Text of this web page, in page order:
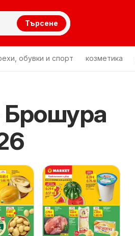
Търсене
обувки и спорт козметика